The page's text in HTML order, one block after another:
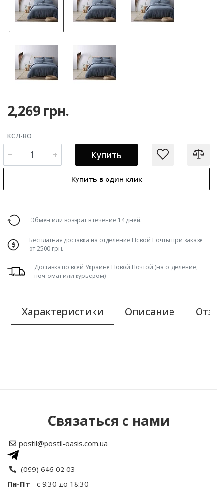
2,269 грн.
КОЛ-ВО
Купить
Купить в один клик
Обмен или возврат в течение 14 дней.
Бесплатная доставка на отделение Новой Почты при заказе
от 2500 грн.
Доставка по всей Украине Новой Почтой (на отделение,
почтомат или курьером)
Характеристики Описание
Размер и комплектация стандартного
Связаться с нами
postil@postil-oasis.com.ua
(099) 646 02 03
Пн-Пт - с 9:30 до 18:30